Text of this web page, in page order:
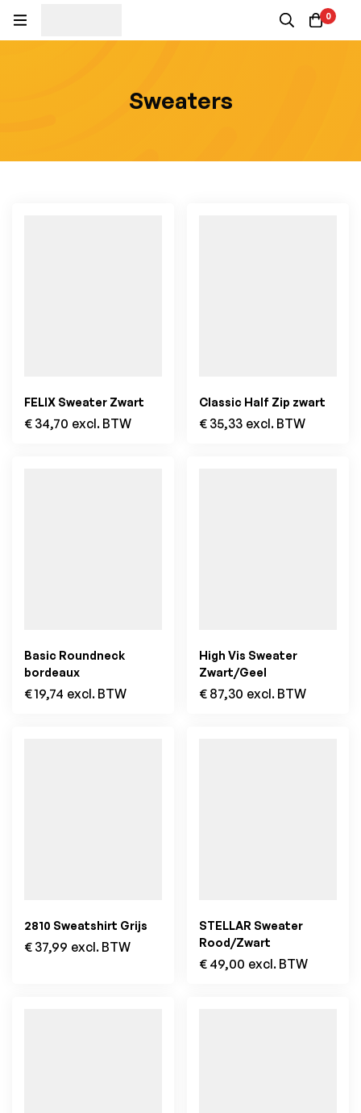
0
Sweaters
FELIX Sweater Zwart
€ 34,70 excl. BTW
Classic Half Zip zwart
€ 35,33 excl. BTW
Basic Roundneck
bordeaux
€19,74 excl. BTW
High Vis Sweater
Zwart/Geel
€ 87,30 excl. BTW
2810 Sweatshirt Grijs
€ 37,99 excl. BTW
STELLAR Sweater
Rood/Zwart
€ 49,00 excl. BTW